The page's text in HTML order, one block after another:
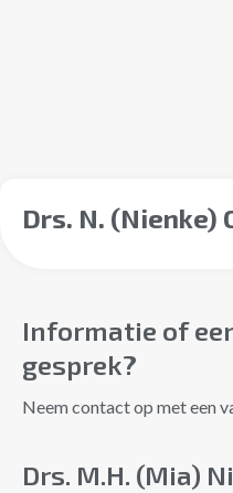
Drs. N. (Nienke)
Informatie of
gesprek?
Neem contact op met een
Drs. M.H. (Mia)